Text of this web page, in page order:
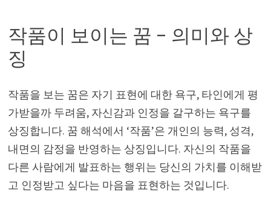
작품이 보이는 꿈 – 의미와 상
징
작품을 보는 꿈은 자기 표현에 대한 욕구, 타인에게 평
가받을까 두려움, 자신감과 인정을 갈구하는 욕구를
상징합니다. 꿈 해석에서 ‘작품’은 개인의 능력, 성격,
내면의 감정을 반영하는 상징입니다. 자신의 작품을
다른 사람에게 발표하는 행위는 당신의 가치를 이해받
고 인정받고 싶다는 마음을 표현하는 것입니다.